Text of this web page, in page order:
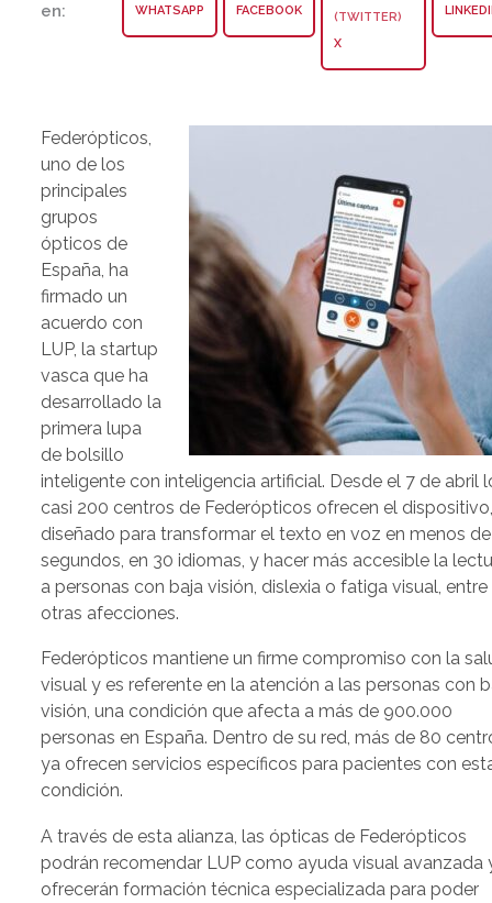
en:
WHATSAPP FACEBOOK
X
Federópticos,
uno de los
principales
grupos
ópticos de
España, ha
firmado un
acuerdo con
LUP, la startup
vasca que ha
desarrollado la
primera lupa
de bolsillo
inteligente con inteligencia artificial. Desde el 7 de abril
casi 200 centros de Federópticos ofrecen el
diseñado para transformar el texto en voz en menos
segundos, en 30 idiomas, y hacer más accesible la
a personas con baja visión, dislexia o fatiga visual, entre
otras afecciones.
Federópticos mantiene un firme compromiso con la
visual y es referente en la atención a las personas con
visión, una condición que afecta a más de 900.000
personas en España. Dentro de su red, más de 80
ya ofrecen servicios específicos para pacientes con
condición.
A través de esta alianza, las ópticas de Federópticos
podrán recomendar LUP como ayuda visual avanzada
ofrecerán formación técnica especializada para poder